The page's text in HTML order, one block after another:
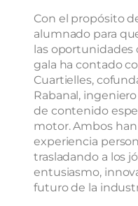
Con el propósito
alumnado para
las oportunidades
gala ha contado
Cuartielles,
Rabanal,
de contenido
motor. Ambos
experiencia
trasladando a los
entusiasmo,
futuro de la